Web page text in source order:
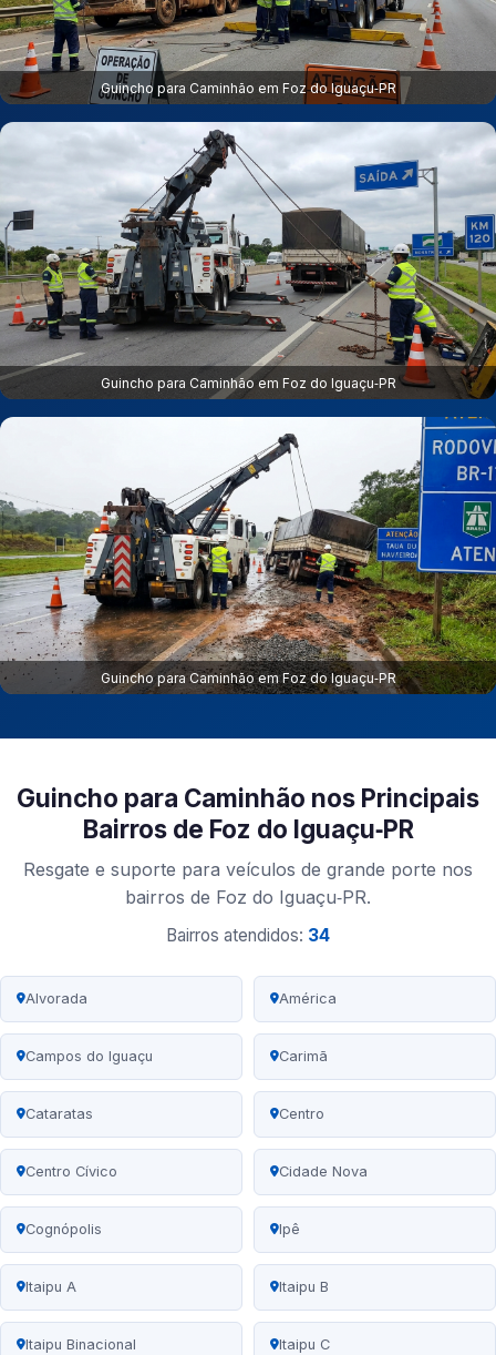
Guincho para Caminhão em Foz do Iguaçu‑PR
Guincho para Caminhão em Foz do Iguaçu‑PR
Guincho para Caminhão em Foz do Iguaçu‑PR
Guincho para Caminhão nos Principais
Bairros de Foz do Iguaçu‑PR
Resgate e suporte para veículos de grande porte nos
bairros de Foz do Iguaçu‑PR.
Bairros atendidos: 34
Alvorada América
Campos do Iguaçu Carimã
Cataratas Centro
Centro Cívico Cidade Nova
Cognópolis Ipê
Itaipu A Itaipu B
Itaipu Binacional Itaipu C